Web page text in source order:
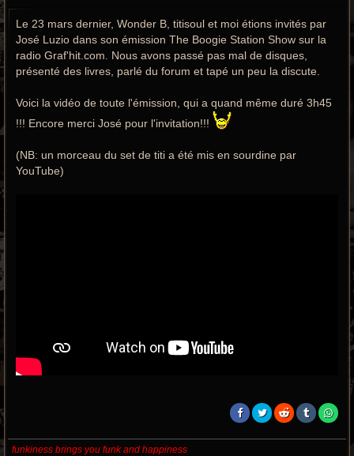
s
g
e
Le 23 mars dernier, Wonder B, titisoul et moi étions invités par
José Luzio dans son émission The Boogie Station Show sur la
radio Graf'hit.com. Nous avons passé pas mal de disques,
présenté des livres, parlé du forum et tapé un peu la discute.
Voici la vidéo de toute l'émission, qui a quand même duré 3h45
!!! Encore merci José pour l'invitation!!!
(NB: un morceau du set de titi a été mis en sourdine par
YouTube)
funkiness brings you funk and happiness